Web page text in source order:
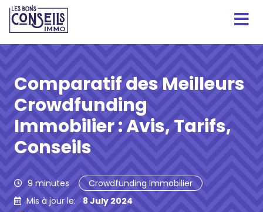
Comparatif des Meilleurs
Crowdfunding
Immobilier : Avis, Tarifs,
Conseils
9 minutes
Crowdfunding Immobilier
Mis à jour le:
8 July 2024